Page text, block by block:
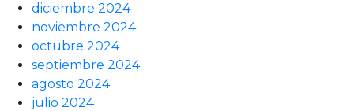
diciembre 2024
noviembre 2024
octubre 2024
septiembre 2024
agosto 2024
julio 2024